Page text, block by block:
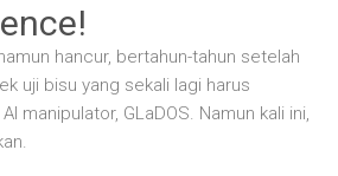
hancur, bertahun-tahun setelah
uji bisu yang sekali lagi harus
manipulator, GLaDOS. Namun kali ini,